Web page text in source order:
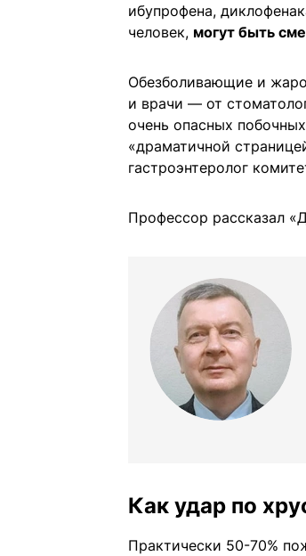
ибупрофена,
человек, могут быть
Обезболивающие и
и врачи — от
очень опасных
«драматичной
гастроэнтеролог
Профессор рассказал
Как удар по
Практически 50-70%